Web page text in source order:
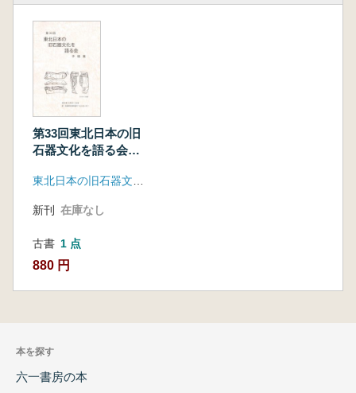
第33回東北日本の旧
石器文化を語る会
東北日本の旧石器文化を語る会
新刊 在庫なし
古書 1 点
880 円
本を探す
六一書房の本